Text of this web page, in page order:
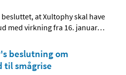
at Xultophy skal have
med virkning fra 16. januar…
beslutning om
til smågrise